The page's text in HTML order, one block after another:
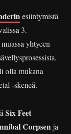
esiintymistä
3.
yhtyeen
olla mukana
-skeneä.
Six Feet
Corpsenja